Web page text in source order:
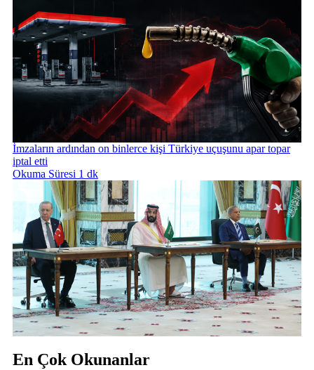
İmzaların ardından on binlerce kişi Türkiye uçuşunu apar topar
iptal etti
Okuma Süresi 1 dk
En Çok Okunanlar